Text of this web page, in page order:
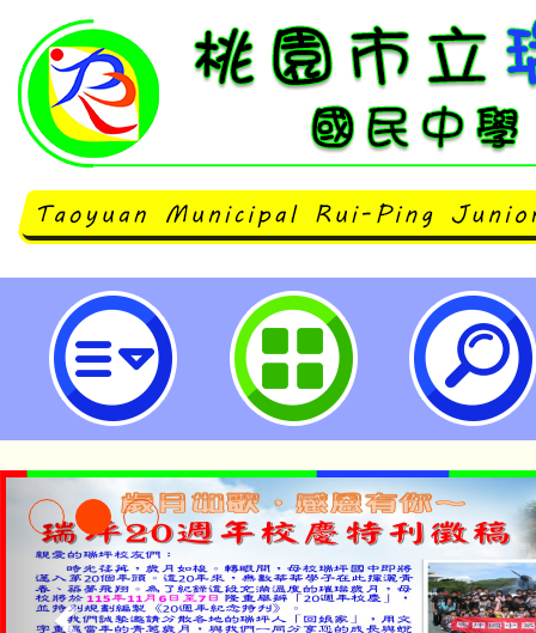
磨課師課程「削峰填谷-海域新式
市立瑞坪國民中學